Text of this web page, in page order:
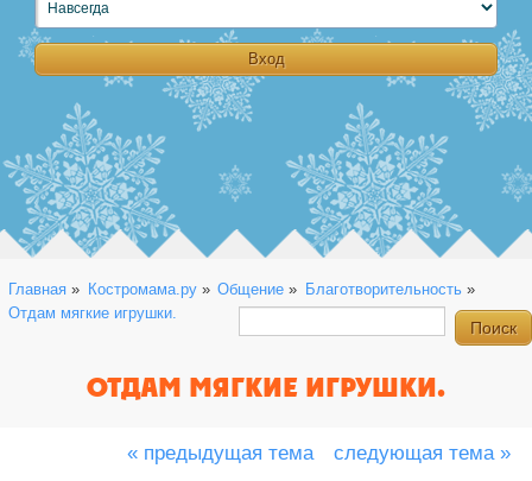
Главная » Костромама.ру» Общение » Благотворительность»
Отдам мягкие игрушки.
ОТДАМ МЯГКИЕ ИГРУШКИ.
« предыдущая тема
следующая тема »